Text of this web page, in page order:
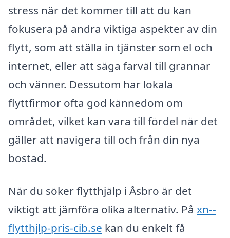
stress när det kommer till att du kan
fokusera på andra viktiga aspekter av din
flytt, som att ställa in tjänster som el och
internet, eller att säga farväl till grannar
och vänner. Dessutom har lokala
flyttfirmor ofta god kännedom om
området, vilket kan vara till fördel när det
gäller att navigera till och från din nya
bostad.
När du söker flytthjälp i Åsbro är det
viktigt att jämföra olika alternativ. På xn--
flytthjlp-pris-cib.se kan du enkelt få